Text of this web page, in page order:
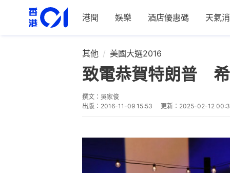
港聞 娛樂 酒店優惠碼 天氣
其他 美國大選2016
致電恭賀特朗普
撰文： 吳家俊
出版： 2016-11-09 15:53 更新： 2025-02-12